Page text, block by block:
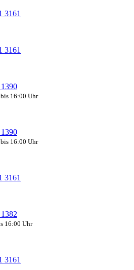
3161
3161
16:00 Uhr
16:00 Uhr
3161
16:00 Uhr
3161